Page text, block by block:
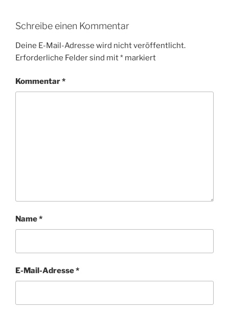
Schreibe einen Kommentar
Deine E-Mail-Adresse wird nicht veröffentlicht.
Erforderliche Felder sind mit* markiert
Kommentar*
Name*
E-Mail-Adresse*